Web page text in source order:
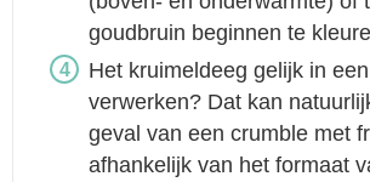
goudbruin beginnen te
Het kruimeldeeg gelijk in
verwerken? Dat kan
geval van een crumble met
afhankelijk van het formaat